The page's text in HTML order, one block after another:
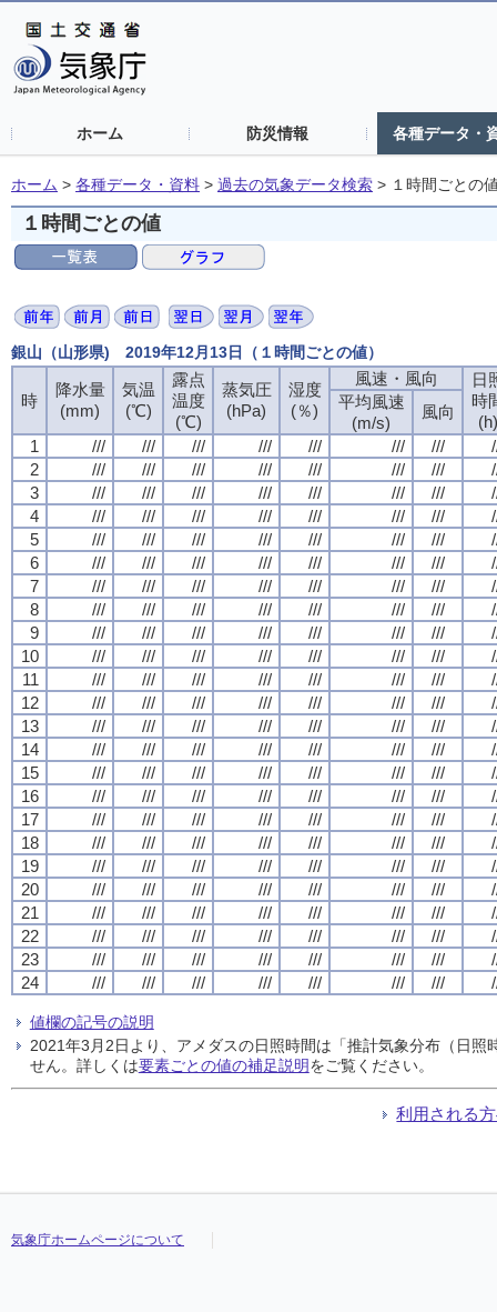
ホーム 防災情報 各種データ・
ホーム > 各種データ・資料 > 過去の気象データ検索 > １時間ごとの
１時間ごとの値
銀山（山形県) 2019年12月13日（１時間ごとの値）
時
降水量
(mm)
気温
(℃)
露点
温度
(℃)
蒸気圧
(hPa)
湿度
(％)
風速・風向
日
時
(h)
平均風速
(m/s)
風向
1
/// /// /// /// /// /// ///
2
/// /// /// /// /// /// ///
3
/// /// /// /// /// /// ///
4
/// /// /// /// /// /// ///
5
/// /// /// /// /// /// ///
6
/// /// /// /// /// /// ///
7
/// /// /// /// /// /// ///
8
/// /// /// /// /// /// ///
9
/// /// /// /// /// /// ///
10
/// /// /// /// /// /// ///
11
/// /// /// /// /// /// ///
12
/// /// /// /// /// /// ///
13
/// /// /// /// /// /// ///
14
/// /// /// /// /// /// ///
15
/// /// /// /// /// /// ///
16
/// /// /// /// /// /// ///
17
/// /// /// /// /// /// ///
18
/// /// /// /// /// /// ///
19
/// /// /// /// /// /// ///
20
/// /// /// /// /// /// ///
21
/// /// /// /// /// /// ///
22
/// /// /// /// /// /// ///
23
/// /// /// /// /// /// ///
24
/// /// /// /// /// /// ///
値欄の記号の説明
2021年3月2日より、アメダスの日照時間は「推計気象分布（日
せん。詳しくは要素ごとの値の補足説明をご覧ください。
利用される
気象庁ホームページについて